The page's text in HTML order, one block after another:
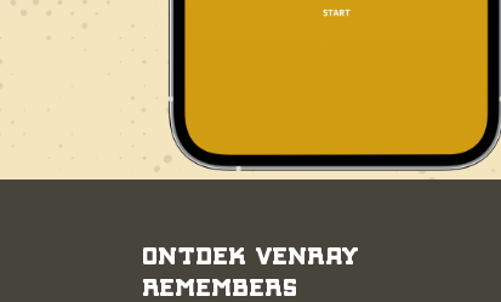
Ontdek Venray
Remembers